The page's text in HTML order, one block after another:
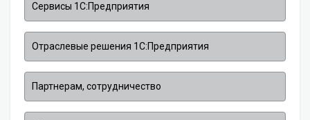
Сервисы 1С:Предприятия
Отраслевые решения 1С:Предприятия
Партнерам, сотрудничество